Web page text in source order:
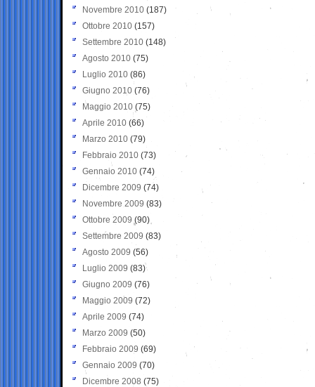
Novembre 2010 (187)
Ottobre 2010 (157)
Settembre 2010 (148)
Agosto 2010 (75)
Luglio 2010 (86)
Giugno 2010 (76)
Maggio 2010 (75)
Aprile 2010 (66)
Marzo 2010 (79)
Febbraio 2010 (73)
Gennaio 2010 (74)
Dicembre 2009 (74)
Novembre 2009 (83)
Ottobre 2009 (90)
Settembre 2009 (83)
Agosto 2009 (56)
Luglio 2009 (83)
Giugno 2009 (76)
Maggio 2009 (72)
Aprile 2009 (74)
Marzo 2009 (50)
Febbraio 2009 (69)
Gennaio 2009 (70)
Dicembre 2008 (75)